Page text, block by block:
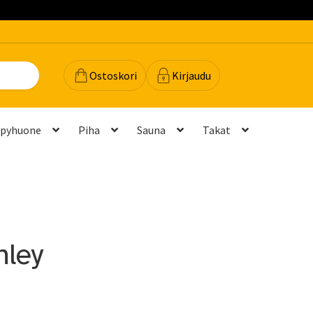
Ostoskori Kirjaudu
Piha Sauna
Takat
ja mittatilausratkaisut